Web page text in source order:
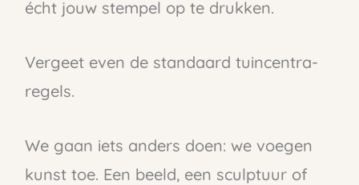
écht jouw stempel op te drukken.
Vergeet even de standaard tuincentra-
regels.
We gaan iets anders doen: we voegen
kunst toe. Een beeld, een sculptuur of